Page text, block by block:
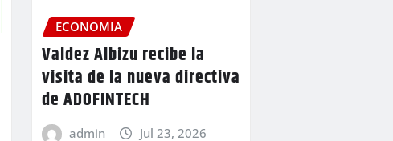
ECONOMIA
Valdez Albizu recibe la
visita de la nueva directiva
de ADOFINTECH
admin Jul 23, 2026